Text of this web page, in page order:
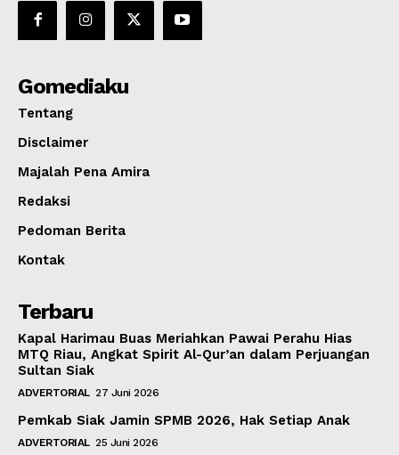
Gomediaku
Tentang
Disclaimer
Majalah Pena Amira
Redaksi
Pedoman Berita
Kontak
Terbaru
Kapal Harimau Buas Meriahkan Pawai Perahu Hias
MTQ Riau, Angkat Spirit Al-Qur’an dalam Perjuangan
Sultan Siak
ADVERTORIAL 27 Juni 2026
Pemkab Siak Jamin SPMB 2026, Hak Setiap Anak
ADVERTORIAL 25 Juni 2026